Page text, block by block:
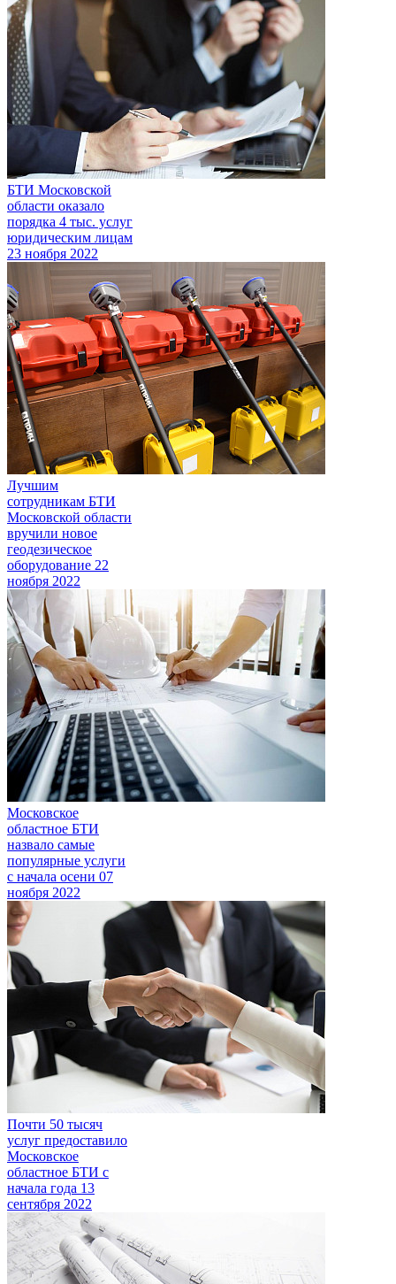
БТИ Московской
области оказало
порядка 4 тыс. услуг
юридическим лицам
23 ноября 2022
Лучшим
сотрудникам БТИ
Московской области
вручили новое
геодезическое
оборудование 22
ноября 2022
Московское
областное БТИ
назвало самые
популярные услуги
с начала осени 07
ноября 2022
Почти 50 тысяч
услуг предоставило
Московское
областное БТИ с
начала года 13
сентября 2022